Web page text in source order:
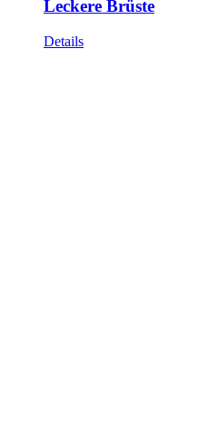
Leckere Brüste
Details